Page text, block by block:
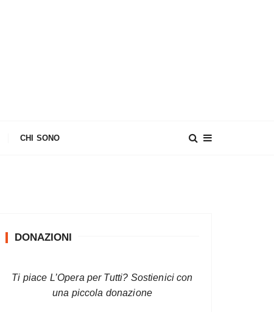
CHI SONO
DONAZIONI
Ti piace L’Opera per Tutti? Sostienici con
una piccola donazione